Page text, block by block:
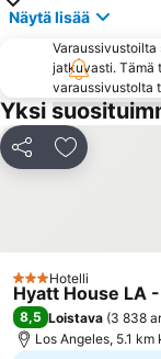
Walt Disney
Natural History Museum of Los
Trevos at Hilton
E-Garden
Angelus Temple
Downtown Los
Näytä lisää
jatkuvasti. Tämä
varaussivustolta
Yksi
Jaa Lisää
3 Tähtiluokitus
Hotelli
Hyatt House LA
8,5 Loistava (3 838
Los Angeles, 5.1